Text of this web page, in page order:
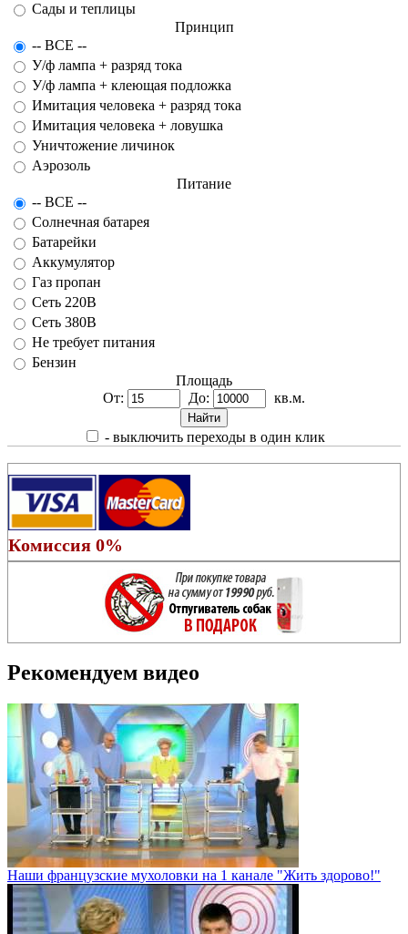
Сады и теплицы
Принцип
-- ВСЕ --
У/ф лампа + разряд тока
У/ф лампа + клеющая подложка
Имитация человека + разряд тока
Имитация человека + ловушка
Уничтожение личинок
Аэрозоль
Питание
-- ВСЕ --
Солнечная батарея
Батарейки
Аккумулятор
Газ пропан
Сеть 220В
Сеть 380В
Не требует питания
Бензин
Площадь
От:
До: кв.м.
- выключить переходы в один клик
Комиссия 0%
Рекомендуем видео
Наши французские мухоловки на 1 канале "Жить здорово!"